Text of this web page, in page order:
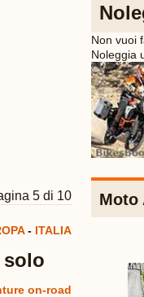
5 di 10
- ITALIA
solo
on-road
Non vuoi
Noleggia
Moto